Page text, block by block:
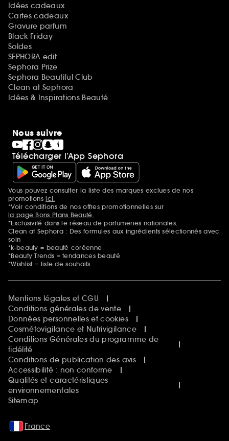
Idées cadeaux
Cartes cadeaux
Gravure parfum
Black Friday
Soldes
SEPHORA edit
Sephora Prize
Sephora Beautiful Club
Clean at Sephora
Idées & Inspirations Beauté
Nous suivre
Télécharger l’App Sephora
Mentions additionnelles
Vous pouvez consulter la liste des marques exclues de nos
promotionsici.
*Voir conditions de nos offres promotionnelles sur
la page Bons Plans Beauté.
*Exclusivité dans le réseau de parfumeries nationales.
Clean at Sephora : Des formules aux ingrédients sélectionnés avec
soin
*k-beauty = beauté coréenne
*Beauty Trends = tendances beauté
*Wishlist = liste de souhaits
Mentions légales et CGU
Conditions générales de vente
Données personnelles et cookies
Cosmétovigilance et Nutrivigilance
Conditions Générales du programme de
fidélité
Conditions de publication des avis
Accessibilité : non conforme
Qualités et caractéristiques
environnementales
Sitemap
France